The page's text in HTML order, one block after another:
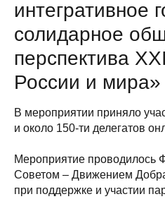
интегративное
солидарное
перспектива
России и мира»
В мероприятии приняло
и около 150-ти делегатов
Мероприятие
Советом – Движением
при поддержке и участии